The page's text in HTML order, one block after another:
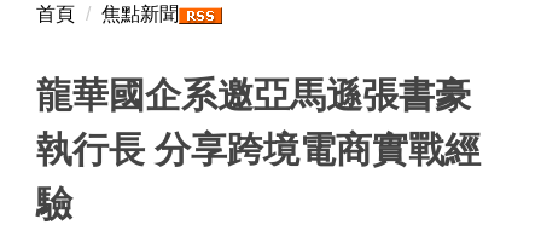
首頁 焦點新聞
龍華國企系邀亞馬遜張書豪
執行長 分享跨境電商實戰經
驗